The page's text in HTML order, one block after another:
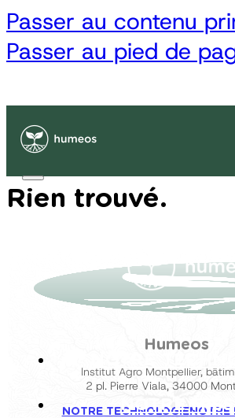
Passer au contenu
Passer au pied de
NOTRE
Auteur/autrice :
Rien trouvé.
Humeos
Institut Agro Montpellier,
2 pl. Pierre Viala, 34000
NOTRE TECHNOLOGIENOTRE